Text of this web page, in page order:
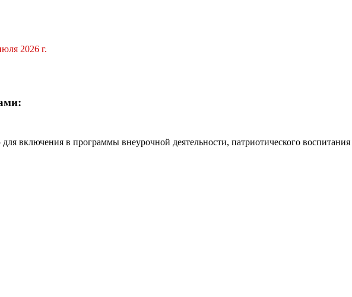
2026 г.
включения в программы внеурочной деятельности, патриотического